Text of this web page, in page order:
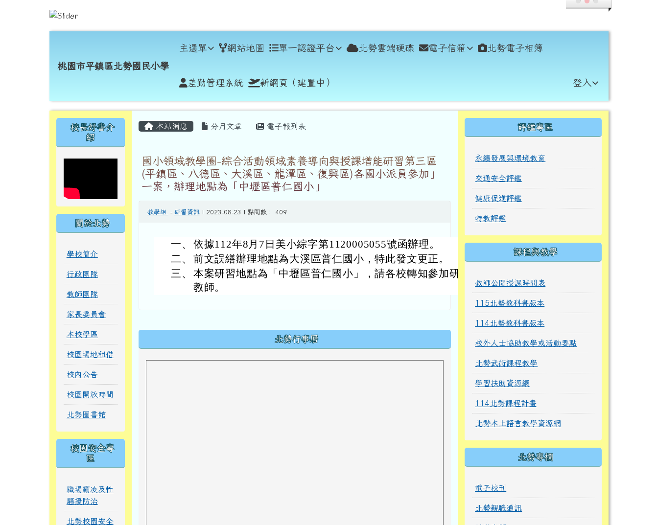
桃園市平鎮區北勢國民小學
桃園市平鎮區北勢國民小學
主選單 網站地圖 單一認證平台 北勢雲端硬碟 電子信箱 北勢電子相簿
差勤管理系統 新網頁（建置中） 登入
左邊區域內容
校長好書介
紹
關於北勢
學校簡介
行政團隊
教師團隊
家長委員會
本校學區
校園場地租借
校內公告
校園開放時間
北勢圖書館
校園安全專
區
職場霸凌及性
騷擾防治
北勢校園安全
主內容區域
本站消息 分月文章 電子報列表
國小領域教學圈-綜合活動領域素養導向與授課增能研習第三區
(平鎮區、八德區、大溪區、龍潭區、復興區)各國小派員參加」
一案，辦理地點為「中壢區普仁國小」
教學組 - 研習資訊| 2023-08-23 | 點閱數： 409
一、 依據112年8月7日美小綜字第1120005055號函辦理。
二、 前文誤繕辦理地點為大溪區普仁國小，特此發文更正。
三、 本案研習地點為「中壢區普仁國小」，請各校轉知參加研習
教師。
北勢行事曆
右邊區域內容
評鑑專區
永續發展與環境教育
交通安全評鑑
健康促進評鑑
特教評鑑
課程與教學
教師公開授課時間表
115北勢教科書版本
114北勢教科書版本
校外人士協助教學或活動要點
北勢武術課程教學
學習扶助資源網
114北勢課程計畫
北勢本土語言教學資源網
北勢專欄
電子校刊
北勢親職通訊
頁尾區域